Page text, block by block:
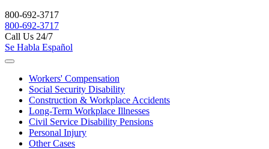
800-692-3717
800-692-3717
Call Us 24/7
Se Habla Español
Workers' Compensation
Social Security Disability
Construction & Workplace Accidents
Long-Term Workplace Illnesses
Civil Service Disability Pensions
Personal Injury
OtherCases